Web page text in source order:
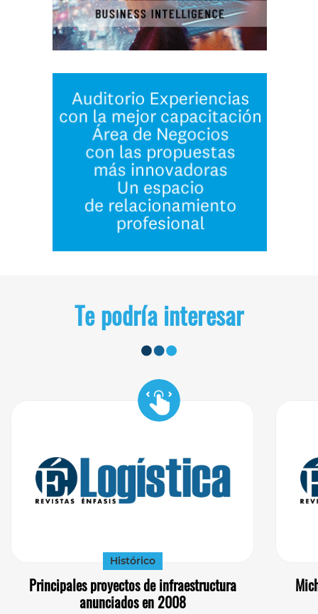
Te podría interesar
Histórico
Principales proyectos de infraestructura
anunciados en 2008